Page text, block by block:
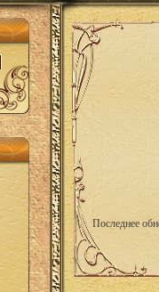
Последнее